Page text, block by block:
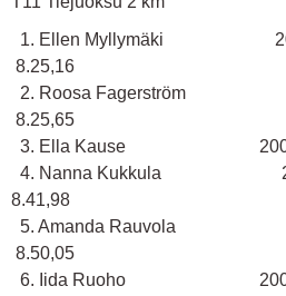
1. Ellen Myllymäki
8.25,16
2. Roosa Fagerström
8.25,65
3. Ella Kause 2007
4. Nanna Kukkula
8.41,98
5. Amanda Rauvola
8.50,05
6. Iida Ruoho 2007